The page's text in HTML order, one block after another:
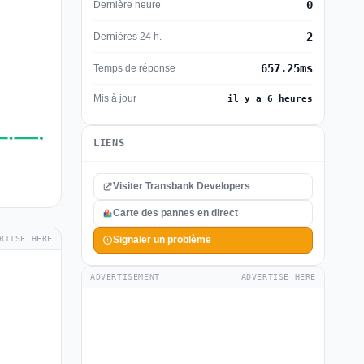
HERE
Dernière heure 0
Dernières 24 h. 2
Temps de réponse 657.25ms
Mis à jour il y a 6 heures
LIENS
Visiter Transbank Developers
Carte des pannes en direct
Signaler un problème
ADVERTISEMENT ADVERTISE HERE